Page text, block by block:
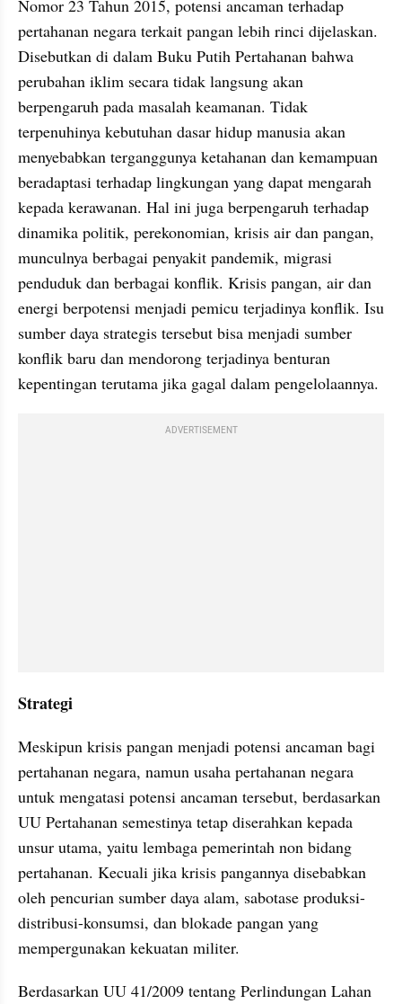
Nomor 23 Tahun 2015, potensi ancaman terhadap
pertahanan negara terkait pangan lebih rinci dijelaskan.
Disebutkan di dalam Buku Putih Pertahanan bahwa
perubahan iklim secara tidak langsung akan
berpengaruh pada masalah keamanan. Tidak
terpenuhinya kebutuhan dasar hidup manusia akan
menyebabkan terganggunya ketahanan dan kemampuan
beradaptasi terhadap lingkungan yang dapat mengarah
kepada kerawanan. Hal ini juga berpengaruh terhadap
dinamika politik, perekonomian, krisis air dan pangan,
munculnya berbagai penyakit pandemik, migrasi
penduduk dan berbagai konflik. Krisis pangan, air dan
energi berpotensi menjadi pemicu terjadinya konflik. Isu
sumber daya strategis tersebut bisa menjadi sumber
konflik baru dan mendorong terjadinya benturan
ADVERTISEMENT
Strategi
Meskipun krisis pangan menjadi potensi ancaman bagi
pertahanan negara, namun usaha pertahanan negara
untuk mengatasi potensi ancaman tersebut, berdasarkan
UU Pertahanan semestinya tetap diserahkan kepada
unsur utama, yaitu lembaga pemerintah non bidang
pertahanan. Kecuali jika krisis pangannya disebabkan
oleh pencurian sumber daya alam, sabotase produksi-
distribusi-konsumsi, dan blokade pangan yang
mempergunakan kekuatan militer.
Berdasarkan UU 41/2009 tentang Perlindungan Lahan